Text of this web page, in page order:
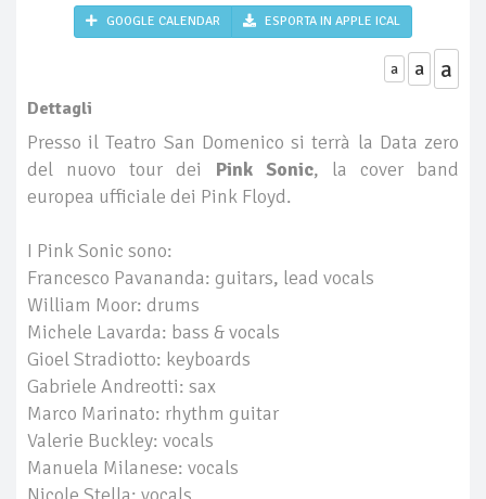
GOOGLE CALENDAR ESPORTA IN APPLE ICAL
a a a
Dettagli
Presso il Teatro San Domenico si terrà la Data zero
del nuovo tour dei Pink Sonic, la cover band
europea ufficiale dei Pink Floyd.
I Pink Sonic sono:
Francesco Pavananda: guitars, lead vocals
William Moor: drums
Michele Lavarda: bass & vocals
Gioel Stradiotto: keyboards
Gabriele Andreotti: sax
Marco Marinato: rhythm guitar
Valerie Buckley: vocals
Manuela Milanese: vocals